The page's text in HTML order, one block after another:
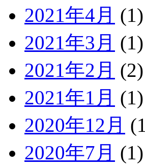
2021年4月 (1)
2021年3月 (1)
2021年2月 (2)
2021年1月 (1)
2020年12月
2020年7月 (1)